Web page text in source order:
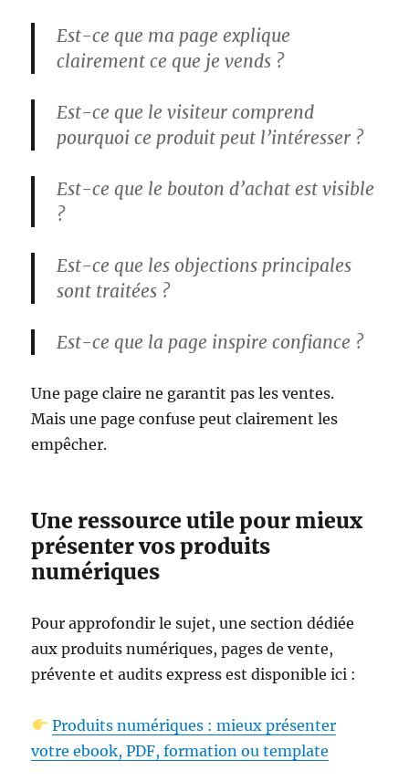
Est-ce que ma page explique
clairement ce que je vends ?
Est-ce que le visiteur comprend
pourquoi ce produit peut l’intéresser ?
Est-ce que le bouton d’achat est visible
?
Est-ce que les objections principales
sont traitées ?
Est-ce que la page inspire confiance ?
Une page claire ne garantit pas les ventes.
Mais une page confuse peut clairement les
empêcher.
Une ressource utile pour mieux
présenter vos produits
numériques
Pour approfondir le sujet, une section dédiée
aux produits numériques, pages de vente,
prévente et audits express est disponible ici :
Produits numériques : mieux présenter
votre ebook, PDF, formation ou template